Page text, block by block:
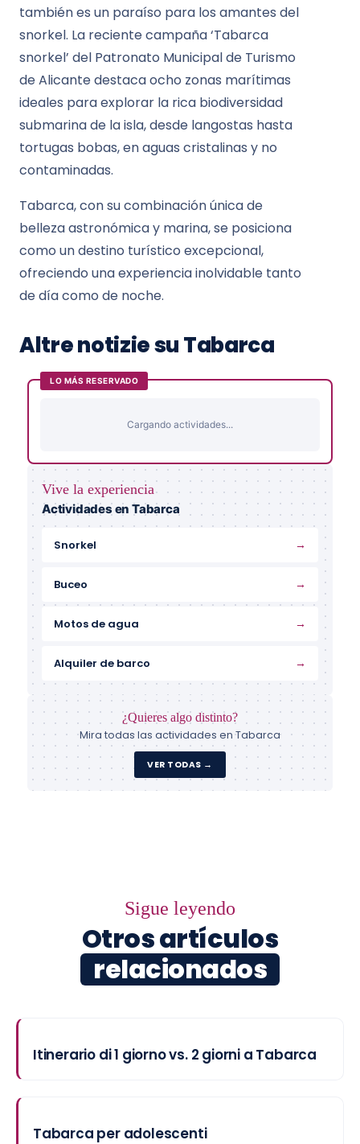
también es un paraíso para los amantes del
snorkel. La reciente campaña ‘Tabarca
snorkel’ del Patronato Municipal de Turismo
de Alicante destaca ocho zonas marítimas
ideales para explorar la rica biodiversidad
submarina de la isla, desde langostas hasta
tortugas bobas, en aguas cristalinas y no
contaminadas.
Tabarca, con su combinación única de
belleza astronómica y marina, se posiciona
como un destino turístico excepcional,
ofreciendo una experiencia inolvidable tanto
de día como de noche.
Altre notizie su Tabarca
LO MÁS RESERVADO
Cargando actividades...
Vive la experiencia
Actividades en Tabarca
Snorkel →
Buceo →
Motos de agua →
Alquiler de barco →
¿Quieres algo distinto?
Mira todas las actividades en Tabarca
VER TODAS →
Sigue leyendo
Otros artículos
relacionados
Itinerario di 1 giorno vs. 2 giorni a Tabarca
Tabarca per adolescenti